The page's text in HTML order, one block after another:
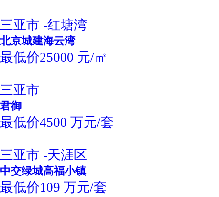
三亚市 -红塘湾
北京城建海云湾
最低价25000 元/㎡
三亚市
君御
最低价4500 万元/套
三亚市 -天涯区
中交绿城高福小镇
最低价109 万元/套